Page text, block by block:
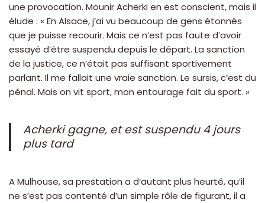
une provocation. Mounir Acherki en est conscient, mais il
élude : « En Alsace, j’ai vu beaucoup de gens étonnés
que je puisse recourir. Mais ce n’est pas faute d’avoir
essayé d’être suspendu depuis le départ. La sanction
de la justice, ce n’était pas suffisant sportivement
parlant. Il me fallait une vraie sanction. Le sursis, c’est du
pénal. Mais on vit sport, mon entourage fait du sport. »
Acherki gagne, et est suspendu 4 jours
plus tard
A Mulhouse, sa prestation a d’autant plus heurté, qu’il
ne s’est pas contenté d’un simple rôle de figurant, il a